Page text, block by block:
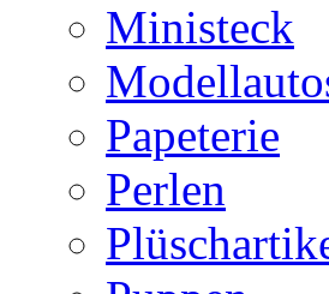
Ministeck
Papeterie
Perlen